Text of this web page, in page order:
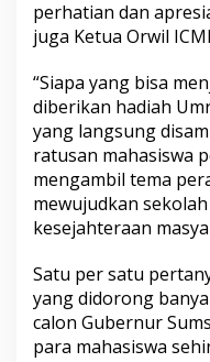
s
e
n
T
I
T
d
a
n
S
T
S
P
a
perhatian dan
juga Ketua Orwil
“Siapa yang bisa
diberikan hadiah
yang langsung
ratusan mahasiswa
mengambil tema
mewujudkan
kesejahteraan
Satu per satu
yang didorong
calon Gubernur
para mahasiswa